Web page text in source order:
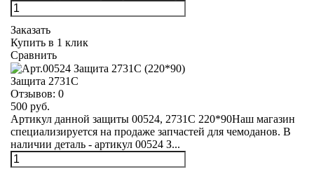
Заказать
Купить в 1 клик
Сравнить
Защита 2731С
Отзывов: 0
500 руб.
Артикул данной защиты 00524, 2731С 220*90Наш магазин
специализируется на продаже запчастей для чемоданов. В
наличии деталь - артикул 00524 З...